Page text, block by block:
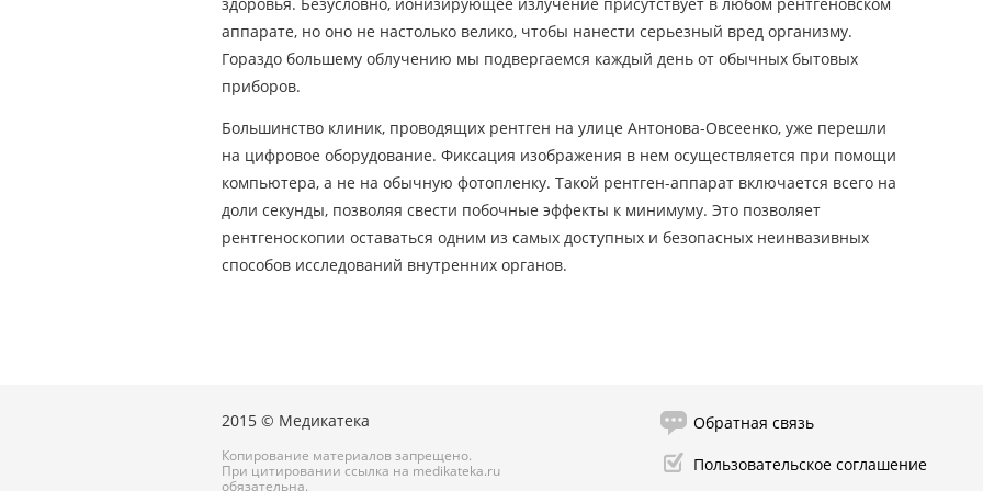
аппарате, но оно не настолько велико, чтобы нанести серьезный вред организму.
Гораздо большему облучению мы подвергаемся каждый день от обычных бытовых
приборов.
Большинство клиник, проводящих рентген на улице Антонова-Овсеенко, уже перешли
на цифровое оборудование. Фиксация изображения в нем осуществляется при помощи
компьютера, а не на обычную фотопленку. Такой рентген-аппарат включается всего на
доли секунды, позволяя свести побочные эффекты к минимуму. Это позволяет
рентгеноскопии оставаться одним из самых доступных и безопасных неинвазивных
способов исследований внутренних органов.
2015 © Медикатека
Копирование материалов запрещено.
При цитировании ссылка на medikateka.ru
обязательна.
Обратная связь
Пользовательское соглашение